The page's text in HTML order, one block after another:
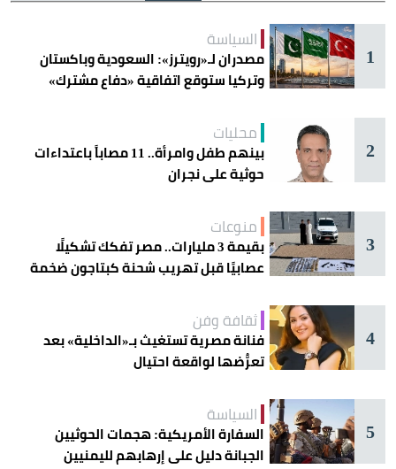
1
السياسة
مصدران لـ«رويترز»: السعودية وباكستان
وتركيا ستوقع اتفاقية «دفاع مشترك»
2
محليات
بينهم طفل وامرأة.. 11 مصاباً باعتداءات
حوثية على نجران
3
منوعات
بقيمة 3 مليارات.. مصر تفكك تشكيلًا
عصابيًا قبل تهريب شحنة كبتاجون ضخمة
4
ثقافة وفن
فنانة مصرية تستغيث بـ«الداخلية» بعد
تعرُّضها لواقعة احتيال
5
السياسة
السفارة الأمريكية: هجمات الحوثيين
الجبانة دليل على إرهابهم لليمنيين